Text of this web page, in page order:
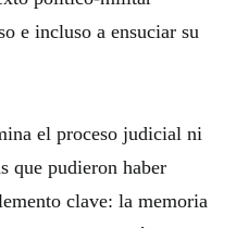
e incluso a ensuciar su
el proceso judicial ni
que pudieron haber
clave: la memoria